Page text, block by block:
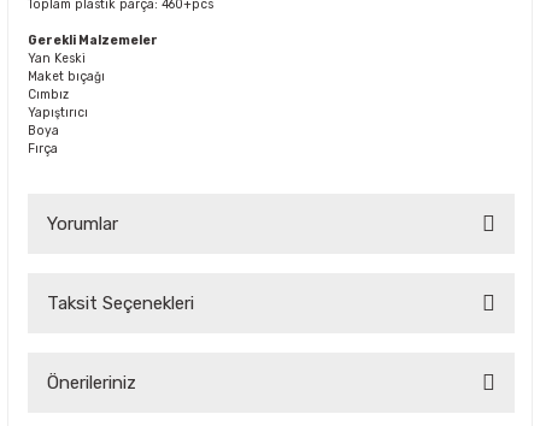
Toplam plastik parça: 460+pcs
Gerekli Malzemeler
Yan Keski
Maket bıçağı
Cımbız
Yapıştırıcı
Boya
Fırça
Yorumlar
Taksit Seçenekleri
Önerileriniz